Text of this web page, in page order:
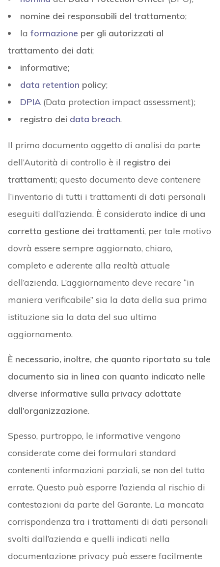
nomine dei responsabili del trattamento;
la formazione per gli autorizzati al
trattamento dei dati;
informative;
data retention policy;
DPIA(Data protection impact assessment);
registro dei data breach.
Il primo documento oggetto di analisi da parte
dell’Autorità di controllo è il registro dei
trattamenti; questo documento deve contenere
l’inventario di tutti i trattamenti di dati personali
eseguiti dall’azienda. È considerato indice di una
corretta gestione dei trattamenti, per tale motivo
dovrà essere sempre aggiornato, chiaro,
completo e aderente alla realtà attuale
dell’azienda. L’aggiornamento deve recare “in
maniera verificabile” sia la data della sua prima
istituzione sia la data del suo ultimo
aggiornamento.
È necessario, inoltre, che quanto riportato su tale
documento sia in linea con quanto indicato nelle
diverse informative sulla privacy adottate
dall’organizzazione.
Spesso, purtroppo, le informative vengono
considerate come dei formulari standard
contenenti informazioni parziali, se non del tutto
errate. Questo può esporre l’azienda al rischio di
contestazioni da parte del Garante. La mancata
corrispondenza tra i trattamenti di dati personali
svolti dall’azienda e quelli indicati nella
documentazione privacy può essere facilmente